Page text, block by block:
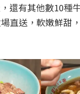
還有其他數10種
直送，軟嫩鮮甜